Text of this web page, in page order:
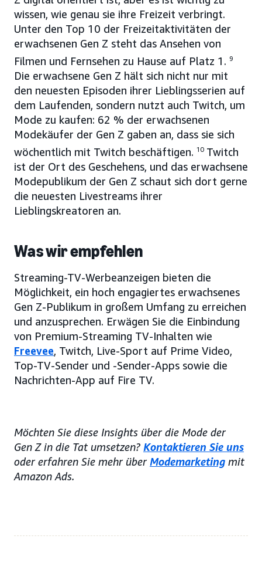
wissen, wie genau sie ihre Freizeit verbringt.
Unter den Top 10 der Freizeitaktivitäten der
erwachsenen Gen Z steht das Ansehen von
Filmen und Fernsehen zu Hause auf Platz 1. 9
Die erwachsene Gen Z hält sich nicht nur mit
den neuesten Episoden ihrer Lieblingsserien auf
dem Laufenden, sondern nutzt auch Twitch, um
Mode zu kaufen: 62 % der erwachsenen
Modekäufer der Gen Z gaben an, dass sie sich
wöchentlich mit Twitch beschäftigen. 10Twitch
ist der Ort des Geschehens, und das erwachsene
Modepublikum der Gen Z schaut sich dort gerne
die neuesten Livestreams ihrer
Lieblingskreatoren an.
Was wir empfehlen
Streaming-TV-Werbeanzeigen bieten die
Möglichkeit, ein hoch engagiertes erwachsenes
Gen Z-Publikum in großem Umfang zu erreichen
und anzusprechen. Erwägen Sie die Einbindung
von Premium-Streaming TV-Inhalten wie
Freevee, Twitch, Live-Sport auf Prime Video,
Top-TV-Sender und -Sender-Apps sowie die
Nachrichten-App auf Fire TV.
Möchten Sie diese Insights über die Mode der
Gen Z in die Tat umsetzen? Kontaktieren Sie uns
oder erfahren Sie mehr über Modemarketing mit
Amazon Ads.